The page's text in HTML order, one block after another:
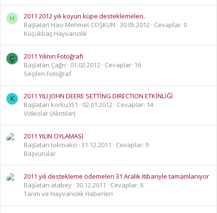
H
2011 2012 yılı koyun küpe desteklemeleri..
Başlatan Hacı Mehmet COŞKUN 30.05.2012 Cevaplar: 0
Küçükbaş Hayvancılık
Ç
2011 Yılının Fotoğrafı
Başlatan Çağrı
01.02.2012 Cevaplar: 16
Seçilen Fotoğraf
K
2011 YILI JOHN DEERE SETTİNG DIRECTION ETKİNLİĞİ
Başlatan korku351
02.01.2012 Cevaplar: 14
Videolar (Alıntılar)
2011 YILIN OYLAMASI
Başlatan tokmakcı 31.12.2011
Cevaplar: 9
Başvurular
2011 yılı destekleme ödemeleri 31 Aralık itibariyle tamamlanıyor
Başlatan atabey 30.12.2011
Cevaplar: 6
Tarım ve Hayvancılık Haberleri